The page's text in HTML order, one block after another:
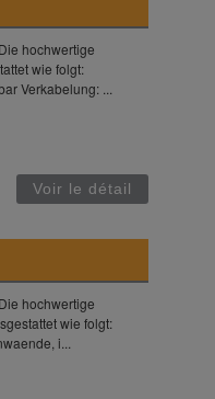
hochwertige
wie folgt:
Verkabelung: ...
Voir le détail
hochwertige
wie folgt:
i...